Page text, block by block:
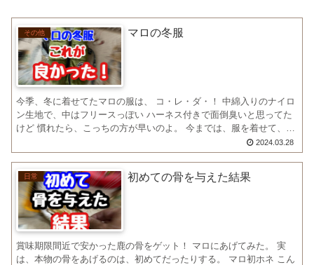
その他 マロの冬服
今季、冬に着せてたマロの服は、 コ・レ・ダ・！ 中綿入りのナイロ
ン生地で、中はフリースっぽい ハーネス付きで面倒臭いと思ってた
けど 慣れたら、こっちの方が早いのよ。 今までは、服を着せて、ハ
ーネスを付けて…と言う二つの工程が一つになったよう... 2024.03.28
日常 初めての骨を与えた結果
賞味期限間近で安かった鹿の骨をゲット！ マロにあげてみた。 実
は、本物の骨をあげるのは、初めてだったりする。 マロ初ホネ こん